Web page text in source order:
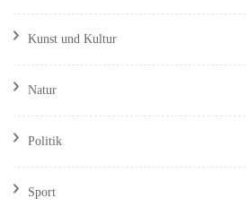
Kunst und Kultur
Natur
Politik
Sport